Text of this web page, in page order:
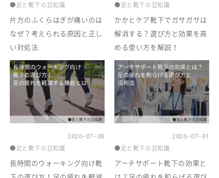
●足と靴下の豆知識
片方のふくらはぎが痛いのは
なぜ？考えられる原因と正し
い対処法
●足と靴下の豆知識
かかとケア靴下でガサガサは
解消する？選び方と効果を高
める使い方を解説！
2026-07-08
●足と靴下の豆知識
長時間のウォーキング向け靴
2026-07-01
●足と靴下の豆知識
アーチサポート靴下の効果と